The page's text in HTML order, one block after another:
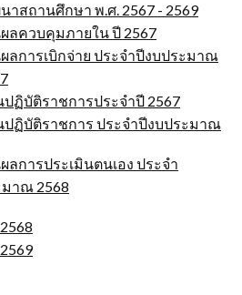
สถานศึกษา พ.ศ. 2567 - 2569
ลควบคุมภายใน ปี 2567
ลการเบิกจ่าย ประจำปีงบประมาณ
ฏิบัติราชการประจำปี 2567
ปฏิบัติราชการ ประจำปีงบประมาณ
ลการประเมินตนเอง ประจำ
าณ 2568